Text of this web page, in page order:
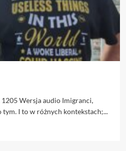
Wersja audio Imigranci,
tym. I to w różnych kontekstach;...